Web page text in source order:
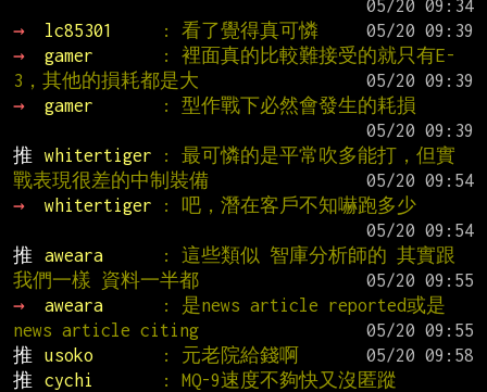
→
lc85301 : 看了覺得真可憐
→
gamer
: 裡面真的比較難接受的就只有E-
3，其他的損耗都是大
→
gamer
: 型作戰下必然會發生的耗損
推
whitertiger
: 最可憐的是平常吹多能打，但實
戰表現很差的中制裝備
→
whitertiger
: 吧，潛在客戶不知嚇跑多少
推
aweara
: 這些類似 智庫分析師的 其實跟
我們一樣 資料一半都
→
aweara
: 是news article reported或是
news article citing
推
usoko : 元老院給錢啊
推
cychi
: MQ-9速度不夠快又沒匿蹤